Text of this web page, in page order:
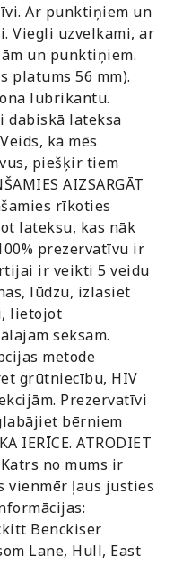
Ar punktiņiem un
Viegli uzvelkami, ar
un punktiņiem.
platums 56 mm).
lubrikantu.
dabiskā lateksa
kā mēs
piešķir tiem
AIZSARGĀT
rīkoties
lateksu, kas nāk
prezervatīvu ir
ir veikti 5 veidu
lūdzu, izlasiet
lietojot
seksam.
metode
grūtniecību, HIV
Prezervatīvi
bērniem
IERĪCE. ATRODIET
Katrs no mums ir
vienmēr ļaus justies
Benckiser
Lane, Hull, East